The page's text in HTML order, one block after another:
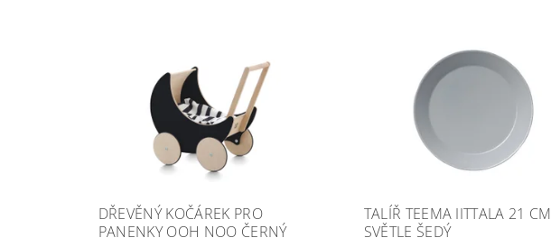
DŘEVĚNÝ KOČÁREK PRO
PANENKY OOH NOO ČERNÝ
TALÍŘ TEEMA IITTALA 21 CM
SVĚTLE ŠEDÝ